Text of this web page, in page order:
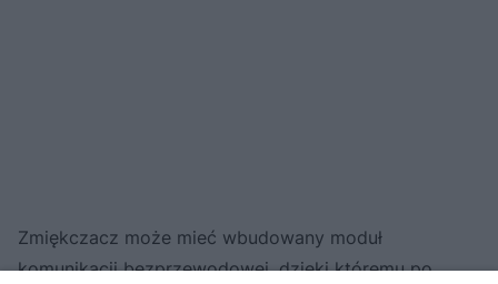
Zmiękczacz może mieć wbudowany moduł
komunikacji bezprzewodowej, dzięki któremu po